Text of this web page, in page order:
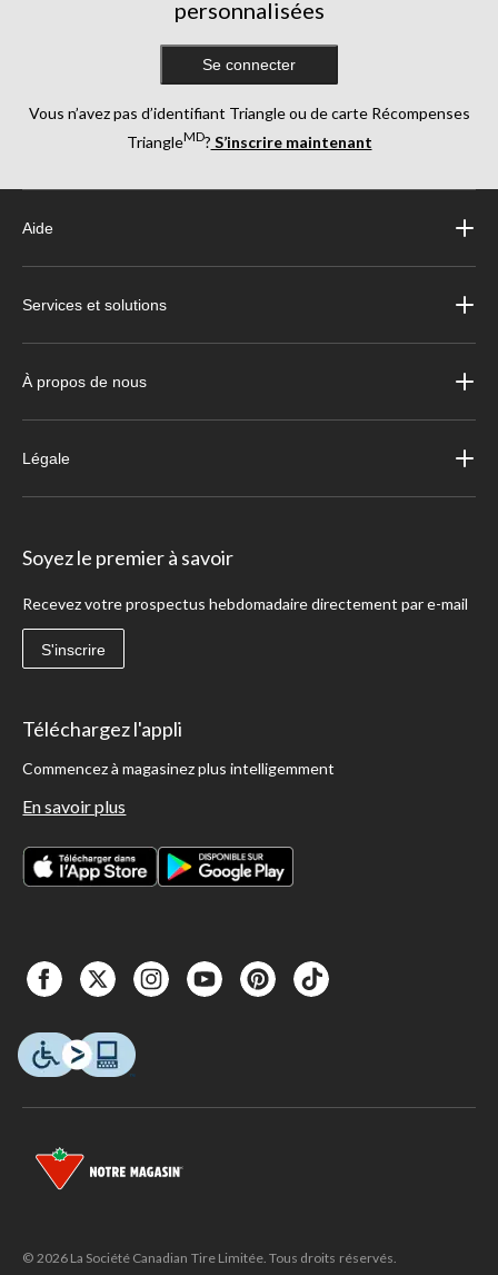
personnalisées
Se connecter
Vous n’avez pas d’identifiant Triangle ou de carte Récompenses
TriangleMD? S’inscrire maintenant
Aide
Services et solutions
À propos de nous
Légale
Soyez le premier à savoir
Recevez votre prospectus hebdomadaire directement par e-mail
S'inscrire
Téléchargez l'appli
Commencez à magasinez plus intelligemment
En savoir plus
© 2026 La Société Canadian Tire Limitée. Tous droits réservés.